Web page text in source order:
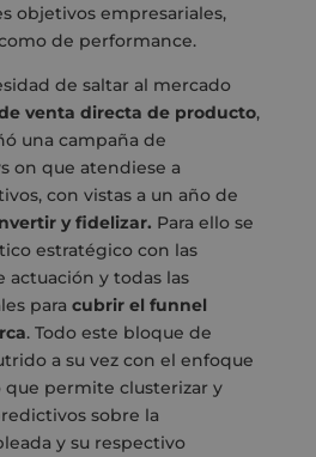
objetivos empresariales,
de performance.
de saltar al mercado
venta directa de producto,
una campaña de
on que atendiese a
con vistas a un año de
y fidelizar. Para ello se
estratégico con las
actuación y todas las
para cubrir el funnel
. Todo este bloque de
a su vez con el enfoque
que permite clusterizar y
sobre la
y su respectivo